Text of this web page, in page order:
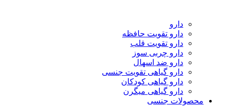
دارو
دارو تقویت حافظه
دارو تقویت قلب
دارو چربی سوز
دارو ضد اسهال
دارو گیاهی تقویت جنسی
دارو گیاهی کودکان
دارو گیاهی میگرن
محصولات جنسی